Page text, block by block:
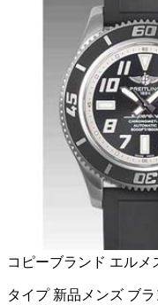
コピーブランド エルメ
タイプ 新品メンズ ブ